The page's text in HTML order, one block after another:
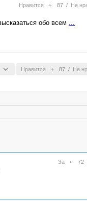
Нравится 87 / Не
обо всем ...
Нравится 87 / Не
За 72